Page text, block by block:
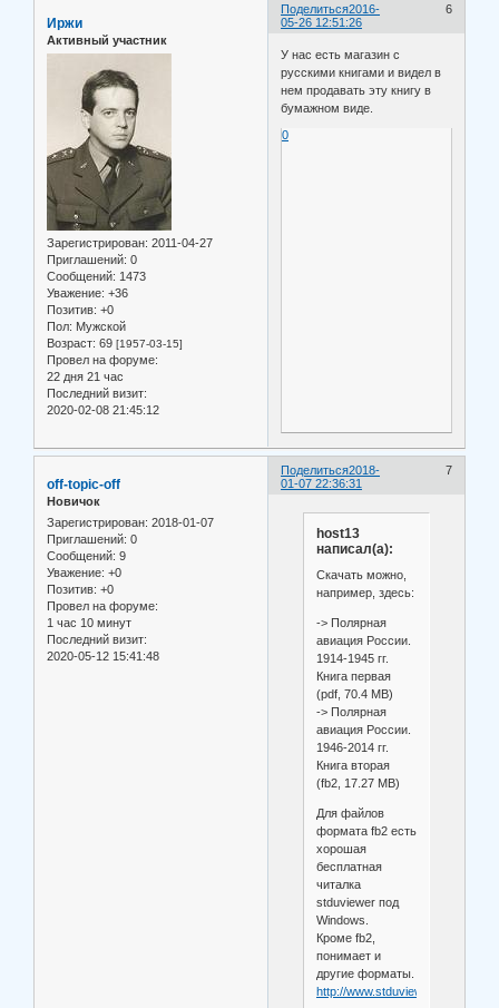
Поделиться 6
2016-
05-26 12:51:26
Иржи
Активный участник
Зарегистрирован: 2011-04-27
Приглашений: 0
Сообщений: 1473
Уважение: +36
Позитив: +0
Пол: Мужской
Возраст: 69 [1957-03-15]
Провел на форуме:
22 дня 21 час
Последний визит:
2020-02-08 21:45:12
У нас есть магазин с
русскими книгами и видел в
нем продавать эту книгу в
бумажном виде.
0
Поделиться 7
2018-
01-07 22:36:31
off-topic-off
Новичок
Зарегистрирован: 2018-01-07
Приглашений: 0
Сообщений: 9
Уважение: +0
Позитив: +0
Провел на форуме:
1 час 10 минут
Последний визит:
2020-05-12 15:41:48
host13
написал(а):
Скачать можно,
например, здесь:
-> Полярная
авиация России.
1914-1945 гг.
Книга первая
(pdf, 70.4 MB)
-> Полярная
авиация России.
1946-2014 гг.
Книга вторая
(fb2, 17.27 MB)
Для файлов
формата fb2 есть
хорошая
бесплатная
читалка
stduviewer под
Windows.
Кроме fb2,
понимает и
другие форматы.
http://www.stduviewer.ru